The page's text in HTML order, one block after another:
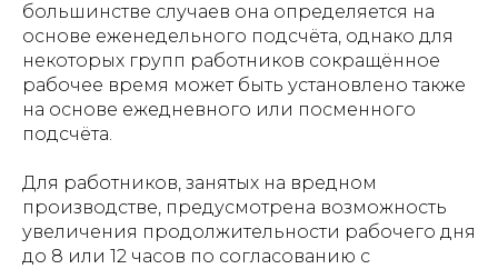
большинстве случаев она определяется на
основе еженедельного подсчёта, однако для
некоторых групп работников сокращённое
рабочее время может быть установлено также
на основе ежедневного или посменного
подсчёта.
Для работников, занятых на вредном
производстве, предусмотрена возможность
увеличения продолжительности рабочего дня
до 8 или 12 часов по согласованию с